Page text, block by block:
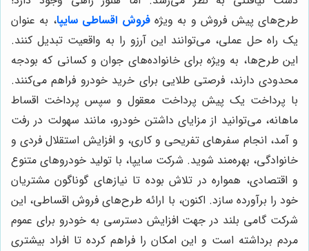
طرح‌های پیش فروش و به ویژهفروش اقساطی سایپا، به عنوان
یک راه حل عملی، می‌توانند این آرزو را به واقعیت تبدیل کنند.
این طرح‌ها، به ویژه برای خانواده‌های جوان و کسانی که بودجه
محدودی دارند، فرصتی طلایی برای خرید خودرو فراهم می‌کنند.
با پرداخت یک پیش پرداخت معقول و سپس پرداخت اقساط
ماهانه، می‌توانید از مزایای داشتن خودرو، مانند سهولت در رفت
و آمد، انجام سفرهای تفریحی و کاری، و افزایش استقلال فردی و
خانوادگی، بهره‌مند شوید. شرکت سایپا، با تولید خودروهای متنوع
و اقتصادی، همواره در تلاش بوده تا نیازهای گوناگون مشتریان
خود را برآورده سازد. اکنون، با ارائه طرح‌های فروش اقساطی، این
شرکت گامی بلند در جهت افزایش دسترسی به خودرو برای عموم
مردم برداشته است و این امکان را فراهم کرده تا افراد بیشتری